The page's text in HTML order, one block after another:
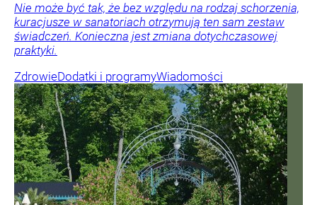
Nie może być tak, że bez względu na rodzaj schorzenia,
kuracjusze w sanatoriach otrzymują ten sam zestaw
świadczeń. Konieczna jest zmiana dotychczasowej
praktyki.
ZdrowieDodatki i programyWiadomości